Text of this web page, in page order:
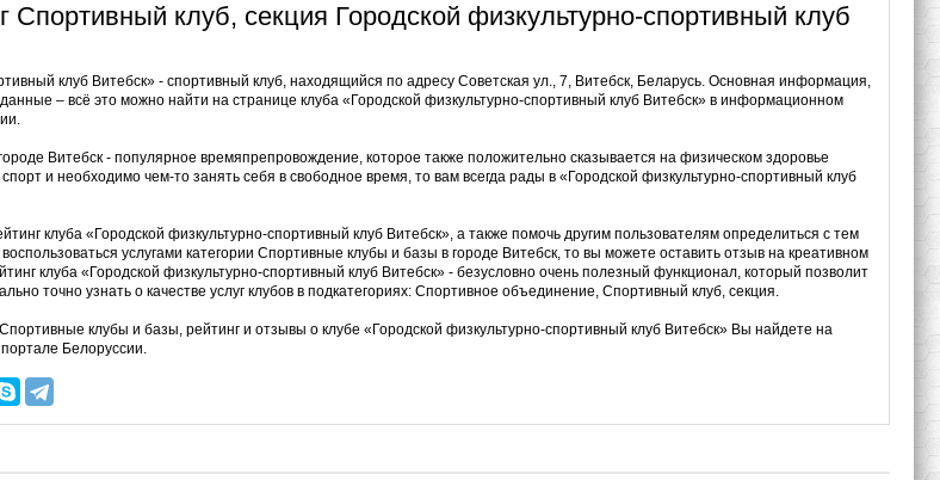
Спортивный клуб, секция Городской физкультурно-спортивный клуб
клуб Витебск» - спортивный клуб, находящийся по адресу Советская ул., 7, Витебск, Беларусь. Основная информация,
– всё это можно найти на странице клуба «Городской физкультурно-спортивный клуб Витебск» в информационном
Витебск - популярное времяпрепровождение, которое также положительно сказывается на физическом здоровье
и необходимо чем-то занять себя в свободное время, то вам всегда рады в «Городской физкультурно-спортивный клуб
клуба «Городской физкультурно-спортивный клуб Витебск», а также помочь другим пользователям определиться с тем
услугами категории Спортивные клубы и базы в городе Витебск, то вы можете оставить отзыв на креативном
клуба «Городской физкультурно-спортивный клуб Витебск» - безусловно очень полезный функционал, который позволит
точно узнать о качестве услуг клубов в подкатегориях: Спортивное объединение, Спортивный клуб, секция.
клубы и базы, рейтинг и отзывы о клубе «Городской физкультурно-спортивный клуб Витебск» Вы найдете на
Белоруссии.